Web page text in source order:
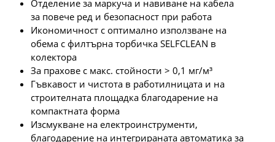
Отделение за маркуча и навиване на кабела
за повече ред и безопасност при работа
Икономичност с оптимално използване на
обема с филтърна торбичка SELFCLEAN в
колектора
За прахове с макс. стойности > 0,1 мг/м³
Гъвкавост и чистота в работилницата и на
строителната площадка благодарение на
компактната форма
Изсмукване на електроинструменти,
благодарение на интегрираната автоматика за